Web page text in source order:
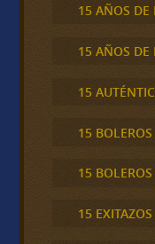
15 AÑOS DE
15 AÑOS DE
15
15
15
15 EXITAZOS